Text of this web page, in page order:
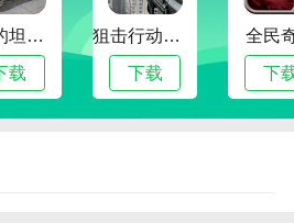
功能一样，你可以找到身边和
，扩大你的社交圈。而且聊天内
力。
用程序，您可以匿名与周围的
情和日常生活。
真正的坦克大战
载
狙击行动代号猎鹰
下载
全民
下